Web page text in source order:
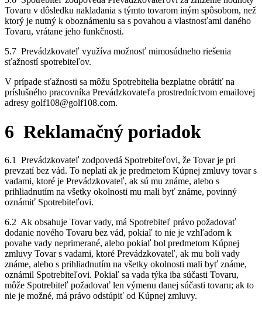
Tovaru v dôsledku nakladania s týmto tovarom iným spôsobom, než
ktorý je nutný k oboznámeniu sa s povahou a vlastnosťami daného
Tovaru, vrátane jeho funkčnosti.
5.7 Prevádzkovateľ využíva možnosť mimosúdneho riešenia
sťažností spotrebiteľov.
V prípade sťažnosti sa môžu Spotrebitelia bezplatne obrátiť na
príslušného pracovníka Prevádzkovateľa prostredníctvom emailovej
adresy golf108@golf108.com.
6 Reklamačný poriadok
6.1 Prevádzkovateľ zodpovedá Spotrebiteľovi, že Tovar je pri
prevzatí bez vád. To neplatí ak je predmetom Kúpnej zmluvy tovar s
vadami, ktoré je Prevádzkovateľ, ak sú mu známe, alebo s
prihliadnutím na všetky okolnosti mu mali byť známe, povinný
oznámiť Spotrebiteľovi.
6.2 Ak obsahuje Tovar vady, má Spotrebiteľ právo požadovať
dodanie nového Tovaru bez vád, pokiaľ to nie je vzhľadom k
povahe vady neprimerané, alebo pokiaľ bol predmetom Kúpnej
zmluvy Tovar s vadami, ktoré Prevádzkovateľ, ak mu boli vady
známe, alebo s prihliadnutím na všetky okolnosti mali byť známe,
oznámil Spotrebiteľovi. Pokiaľ sa vada týka iba súčasti Tovaru,
môže Spotrebiteľ požadovať len výmenu danej súčasti tovaru; ak to
nie je možné, má právo odstúpiť od Kúpnej zmluvy.